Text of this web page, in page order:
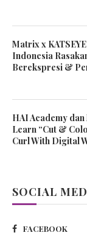
Matrix x
Indonesia
Berekspresi &
HAI Academy
Learn “Cut &
Curl With Digital
SOCIAL
FACEBOOK